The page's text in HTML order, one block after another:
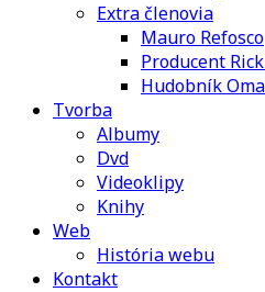
Extra členovia
Mauro Refosco
Producent
Hudobník
Tvorba
Albumy
Dvd
Videoklipy
Knihy
Web
História webu
Kontakt